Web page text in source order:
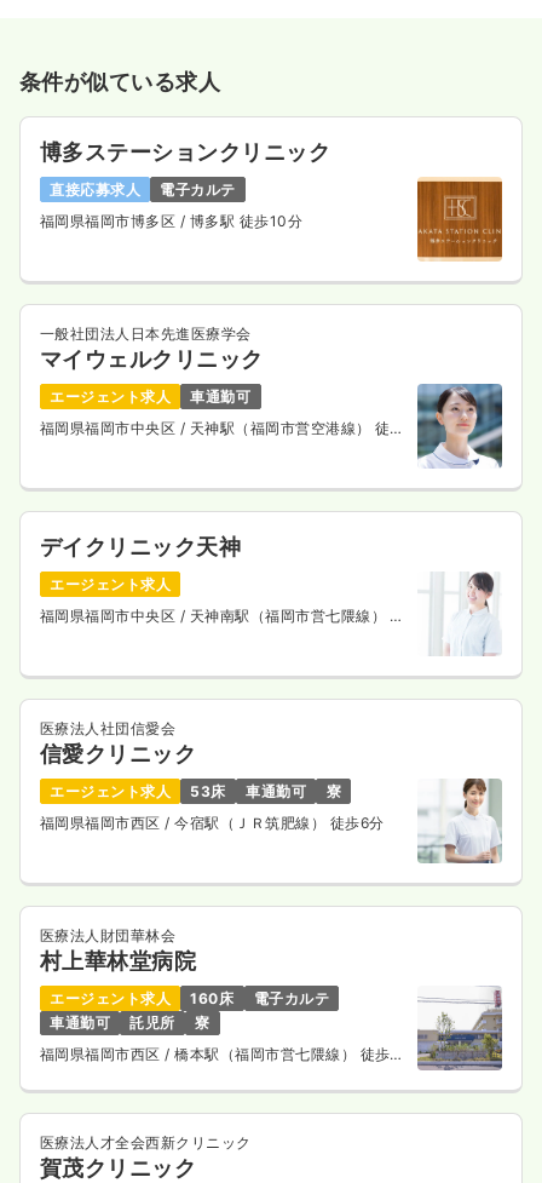
条件が似ている求人
博多ステーションクリニック
直接応募求人
電子カルテ
福岡県福岡市博多区 / 博多駅 徒歩10分
一般社団法人日本先進医療学会
マイウェルクリニック
エージェント求人
車通勤可
福岡県福岡市中央区 / 天神駅（福岡市営空港線） 徒歩
デイクリニック天神
エージェント求人
福岡県福岡市中央区 / 天神南駅（福岡市営七隈線） 徒
医療法人社団信愛会
信愛クリニック
エージェント求人 53床 車通勤可
寮
福岡県福岡市西区 / 今宿駅（ＪＲ筑肥線） 徒歩6分
医療法人財団華林会
村上華林堂病院
エージェント求人 160床
電子カルテ
車通勤可
託児所
寮
福岡県福岡市西区/ 橋本駅（福岡市営七隈線） 徒歩
医療法人才全会西新クリニック
賀茂クリニック